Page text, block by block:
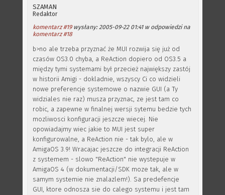
SZAMAN
Redaktor
komentarz #19wysłany: 2005-09-22 01:41 w odpowiedzi na
komentarz #18
b>no ale trzeba przyznać że MUI rozwija się już od
czasów OS3.0 chyba, a ReAction dopiero od OS3.5 a
między tymi systemami był przecież największy zastój
w historii Amigi - dokladnie, wszyscy Ci co widzieli
nowe preferencje systemowe o nazwie GUI (a Ty
widziales nie raz) musza przyznac, ze jest tam co
robic, a zapewne w finalnej wersji sytemu bedzie tych
mozliwosci konfiguracji jeszcze wiecej. Nie
opowiadajmy wiec jakie to MUI jest super
konfigurowalne, a ReAction nie - tak bylo, ale w
AmigaOS 3.9! Wracajac jeszcze do integracji ReAction
z systemem - slowo "ReAction" nie wystepuje w
AmigaOS 4 (w dokumentacji/SDK moze tak, ale w
samym systemie nie znalazlem!). Sa predefencje
GUI, ktore odnosza sie do calego systemu i jest tam